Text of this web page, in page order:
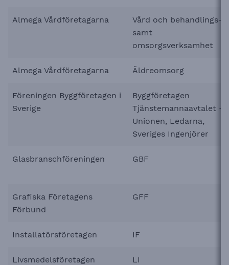
Almega Vårdföretagarna
Vård och behandlings-
samt
omsorgsverksamhet
Almega Vårdföretagarna Äldreomsorg
Föreningen Byggföretagen i
Sverige
Byggföretagen
Tjänstemannaavtalet -
Unionen, Ledarna,
Sveriges Ingenjörer
Glasbranschföreningen GBF
Grafiska Företagens
Förbund
GFF
Installatörsföretagen IF
Livsmedelsföretagen LI